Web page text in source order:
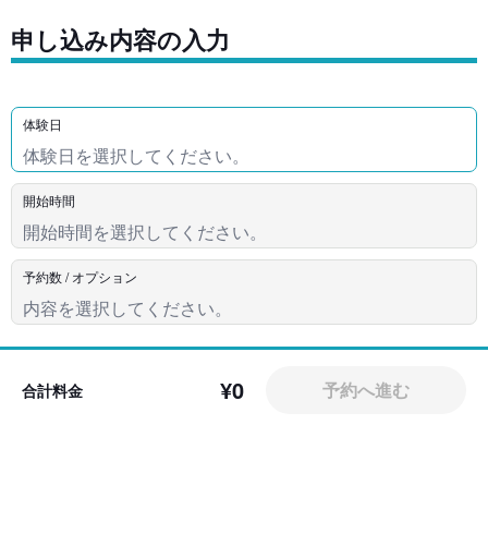
申し込み内容の入力
体験日
開始時間
予約数 / オプション
合計料金 ¥0 予約へ進む